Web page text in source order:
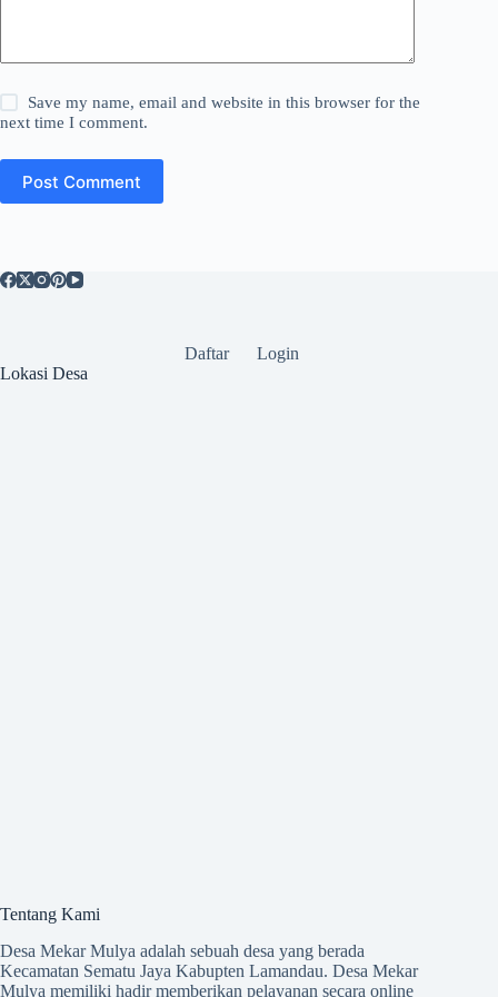
Save my name, email and website in this browser for the
next time I comment.
Post Comment
Daftar
Login
Lokasi Desa
Tentang Kami
Desa Mekar Mulya adalah sebuah desa yang berada
Kecamatan Sematu Jaya Kabupten Lamandau. Desa Mekar
Mulya memiliki hadir memberikan pelayanan secara online